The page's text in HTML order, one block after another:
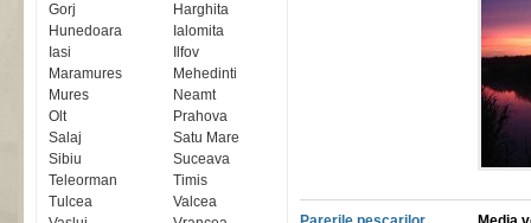
Gorj
Harghita
Hunedoara
Ialomita
Iasi
Ilfov
Maramures
Mehedinti
Mures
Neamt
Olt
Prahova
Salaj
Satu Mare
Sibiu
Suceava
Teleorman
Timis
Tulcea
Valcea